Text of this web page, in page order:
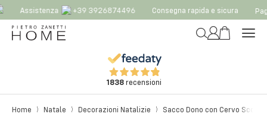
Assistenza +39 3926874496 Consegna rapida e sicura
1838recensioni
Home Natale Decorazioni Natalizie Sacco Dono con Cervo